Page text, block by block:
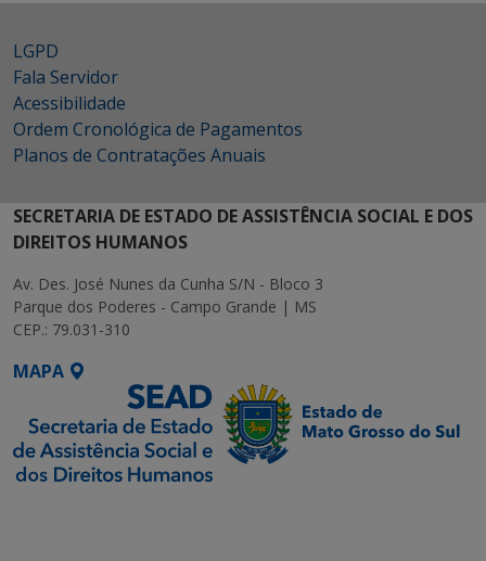
LGPD
Fala Servidor
Acessibilidade
Ordem Cronológica de Pagamentos
Planos de Contratações Anuais
SECRETARIA DE ESTADO DE ASSISTÊNCIA SOCIAL E DOS
DIREITOS HUMANOS
Av. Des. José Nunes da Cunha S/N - Bloco 3
Parque dos Poderes - Campo Grande | MS
CEP.: 79.031-310
MAPA